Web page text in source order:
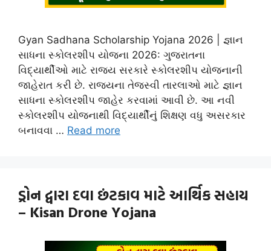
Gyan Sadhana Scholarship Yojana 2026 | જ્ઞાન
સાધના સ્કોલરશીપ યોજના 2026: ગુજરાતના
વિદ્યાર્થીઓ માટે રાજ્ય સરકારે સ્કોલરશીપ યોજનાની
જાહેરાત કરી છે. રાજ્યના તેજસ્વી તારલાઓ માટે જ્ઞાન
સાધના સ્કોલરશીપ જાહેર કરવામાં આવી છે. આ નવી
સ્કોલરશીપ યોજનાથી વિદ્યાર્થીનું શિક્ષણ વધુ અસરકાર
બનાવવા … Read more
ડ્રોન દ્વારા દવા છંટકાવ માટે આર્થિક સહાય
– Kisan Drone Yojana